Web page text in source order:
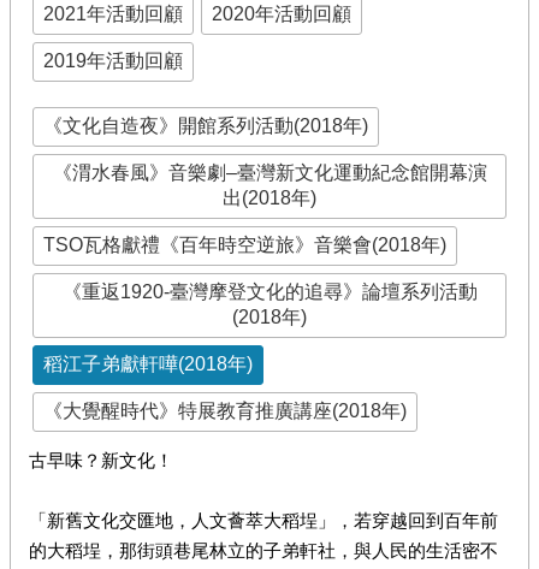
2021年活動回顧 2020年活動回顧
2019年活動回顧
《文化自造夜》開館系列活動(2018年)
《渭水春風》音樂劇–臺灣新文化運動紀念館開幕演
出(2018年)
TSO瓦格獻禮《百年時空逆旅》音樂會(2018年)
《重返1920-臺灣摩登文化的追尋》論壇系列活動
(2018年)
稻江子弟獻軒嘩(2018年)
《大覺醒時代》特展教育推廣講座(2018年)
古早味？新文化！
「新舊文化交匯地，人文薈萃大稻埕」，若穿越回到百年前
的大稻埕，那街頭巷尾林立的子弟軒社，與人民的生活密不